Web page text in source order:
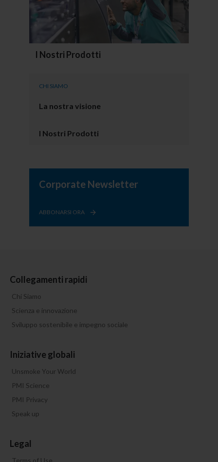
I Nostri Prodotti
CHI SIAMO
La nostra visione
I Nostri Prodotti
Corporate Newsletter
ABBONARSI ORA
Collegamenti rapidi
Chi Siamo
Scienza e innovazione
Sviluppo sostenibile e impegno sociale
Iniziative globali
Unsmoke Your World
PMI Science
PMI Privacy
Speak up
Legal